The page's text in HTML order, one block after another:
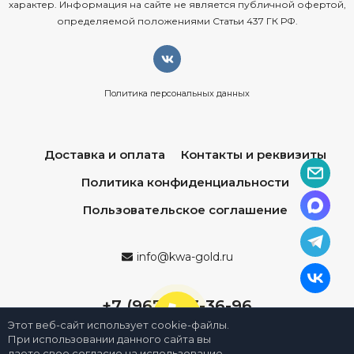
Компоненты зонта
гранитных плит 100х100 см, длинна трубы 40 см
характер. Информация на сайте не является публичной офертой,
определяемой положениями Статьи 437 ГК РФ.
Политика персональных данных
Доставка и оплата
Контакты и реквизиты
Политика конфиденциальности
Пользовательское соглашение
info@kwa-gold.ru
+7 (967) 013-36-96
Этот веб-сайт использует cookie-файлы.
При использовании данного сайта вы